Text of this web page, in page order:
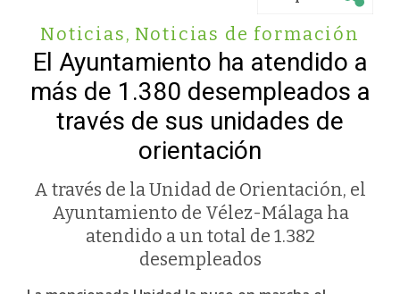
Noticias, Noticias de formación
El Ayuntamiento ha atendido a
más de 1.380 desempleados a
través de sus unidades de
orientación
A través de la Unidad de Orientación, el
Ayuntamiento de Vélez-Málaga ha
atendido a un total de 1.382
desempleados